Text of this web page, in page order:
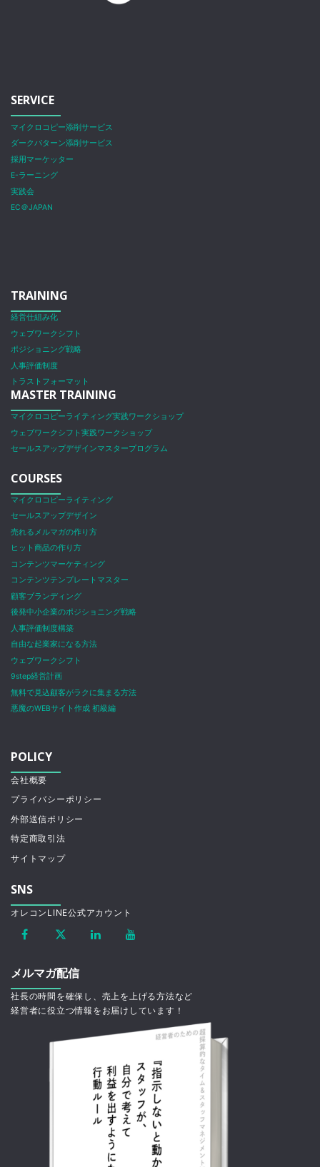
SERVICE
マイクロコピー添削サービス
ダークパターン添削サービス
採用マーケッター
E-ラーニング
実践会
EC＠JAPAN
TRAINING
経営仕組み化
ウェブワークシフト
ポジショニング戦略
人事評価制度
トラストフォーマット
MASTER TRAINING
マイクロコピーライティング実践ワークショップ
ウェブワークシフト実践ワークショップ
セールスアップデザインマスタープログラム
COURSES
マイクロコピーライティング
セールスアップデザイン
売れるメルマガの作り方
ヒット商品の作り方
コンテンツマーケティング
コンテンツテンプレートマスター
顧客ブランディング
後発中小企業のポジショニング戦略
人事評価制度構築
自由な起業家になる方法
ウェブワークシフト
9step経営計画
無料で見込顧客がラクに集まる方法
悪魔のWEBサイト作成 初級編
POLICY
会社概要
プライバシーポリシー
外部送信ポリシー
特定商取引法
サイトマップ
SNS
オレコンLINE公式アカウント
メルマガ配信
社長の時間を確保し、売上を上げる方法など
経営者に役立つ情報をお届けしています！